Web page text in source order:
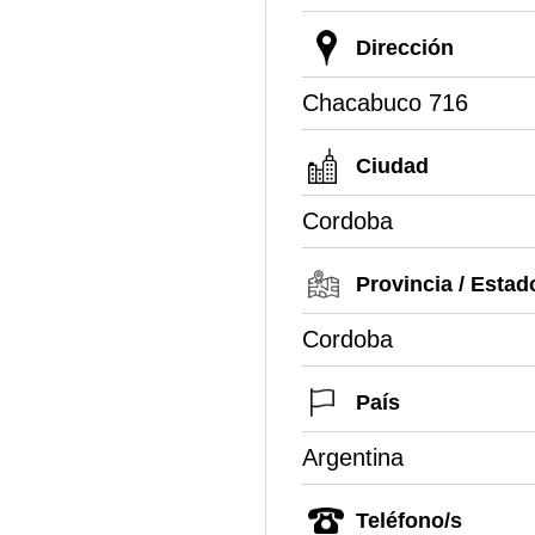
Dirección
Chacabuco 716
Ciudad
Cordoba
Provincia /
Cordoba
País
Argentina
Teléfono/s